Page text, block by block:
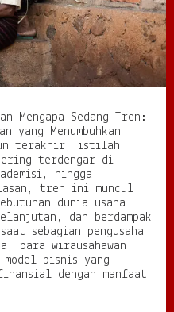
Mengapa Sedang Tren:
yang Menumbuhkan
terakhir, istilah
terdengar di
hingga
tren ini muncul
dunia usaha
dan berdampak
sebagian pengusaha
para wirausahawan
bisnis yang
finansial dengan manfaat